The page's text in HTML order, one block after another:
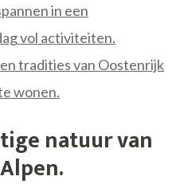
in een
vol activiteiten.
tradities van Oostenrijk
wonen.
natuur van